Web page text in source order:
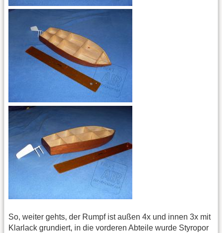
So, weiter gehts, der Rumpf ist außen 4x und innen 3x mit
Klarlack grundiert, in die vorderen Abteile wurde Styropor